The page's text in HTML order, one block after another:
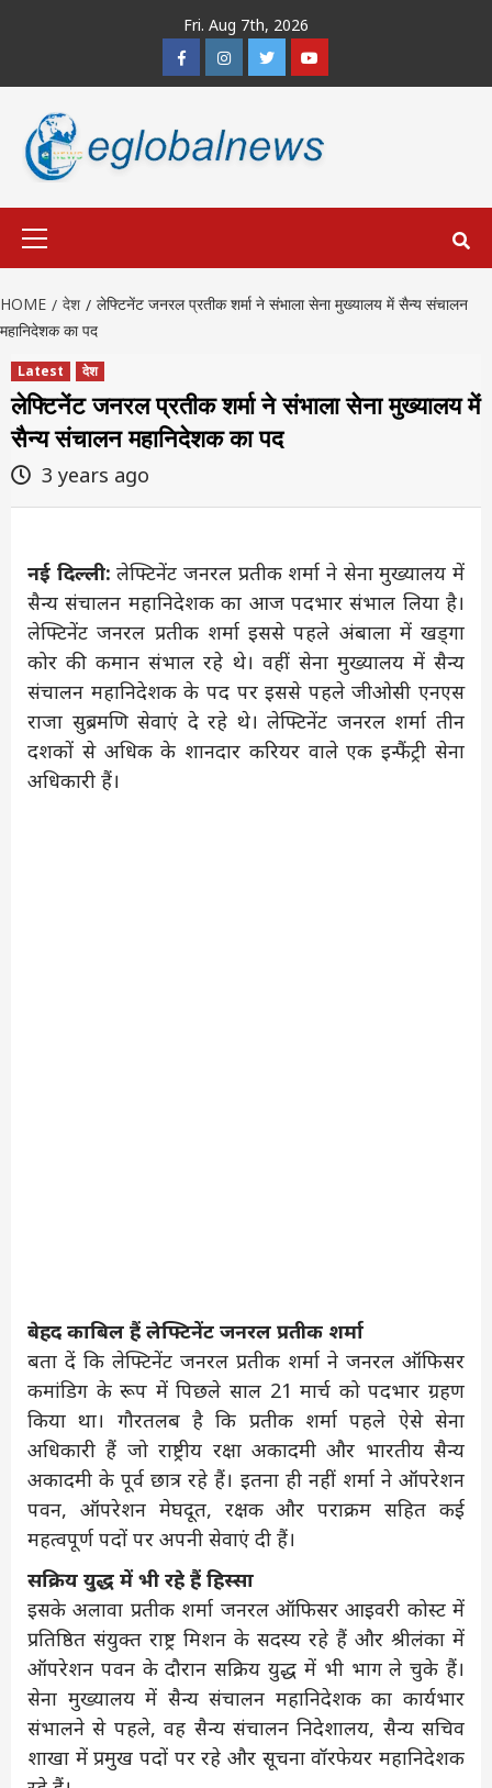
Fri. Aug 7th, 2026
FacebookInstagramTwitterYoutube
HOME देश
लेफ्टिनेंट जनरल प्रतीक शर्मा ने संभाला सेना मुख्यालय में सैन्य संचालन
महानिदेशक का पद
Latest देश
लेफ्टिनेंट जनरल प्रतीक शर्मा ने संभाला सेना मुख्यालय में
सैन्य संचालन महानिदेशक का पद
3 years ago
नई दिल्ली: लेफ्टिनेंट जनरल प्रतीक शर्मा ने सेना मुख्यालय में
सैन्य संचालन महानिदेशक का आज पदभार संभाल लिया है।
लेफ्टिनेंट जनरल प्रतीक शर्मा इससे पहले अंबाला में खड्गा
कोर की कमान संभाल रहे थे। वहीं सेना मुख्यालय में सैन्य
संचालन महानिदेशक के पद पर इससे पहले जीओसी एनएस
राजा सुब्रमणि सेवाएं दे रहे थे। लेफ्टिनेंट जनरल शर्मा तीन
दशकों से अधिक के शानदार करियर वाले एक इन्फैंट्री सेना
अधिकारी हैं।
बेहद काबिल हैं लेफ्टिनेंट जनरल प्रतीक शर्मा
बता दें कि लेफ्टिनेंट जनरल प्रतीक शर्मा ने जनरल ऑफिसर
कमांडिग के रूप में पिछले साल 21 मार्च को पदभार ग्रहण
किया था। गौरतलब है कि प्रतीक शर्मा पहले ऐसे सेना
अधिकारी हैं जो राष्ट्रीय रक्षा अकादमी और भारतीय सैन्य
अकादमी के पूर्व छात्र रहे हैं। इतना ही नहीं शर्मा ने ऑपरेशन
पवन, ऑपरेशन मेघदूत, रक्षक और पराक्रम सहित कई
महत्वपूर्ण पदों पर अपनी सेवाएं दी हैं।
सक्रिय युद्ध में भी रहे हैं हिस्सा
इसके अलावा प्रतीक शर्मा जनरल ऑफिसर आइवरी कोस्ट में
प्रतिष्ठित संयुक्त राष्ट्र मिशन के सदस्य रहे हैं और श्रीलंका में
ऑपरेशन पवन के दौरान सक्रिय युद्ध में भी भाग ले चुके हैं।
सेना मुख्यालय में सैन्य संचालन महानिदेशक का कार्यभार
संभालने से पहले, वह सैन्य संचालन निदेशालय, सैन्य सचिव
शाखा में प्रमुख पदों पर रहे और सूचना वॉरफेयर महानिदेशक